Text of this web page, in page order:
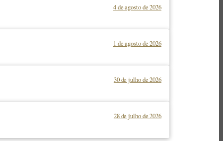
4 de agosto de 2026
1 de agosto de 2026
30 de julho de 2026
28 de julho de 2026